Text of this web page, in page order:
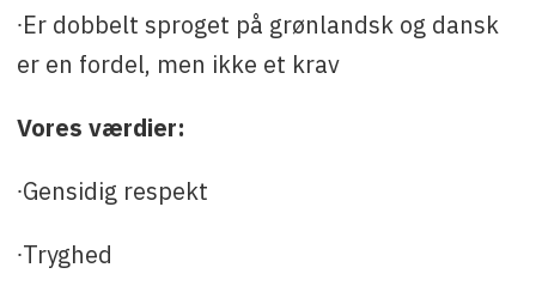
∙Er dobbelt sproget på grønlandsk og dansk
er en fordel, men ikke et krav
Vores værdier:
∙Gensidig respekt
∙Tryghed